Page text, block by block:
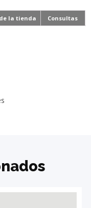
la tienda Consultas